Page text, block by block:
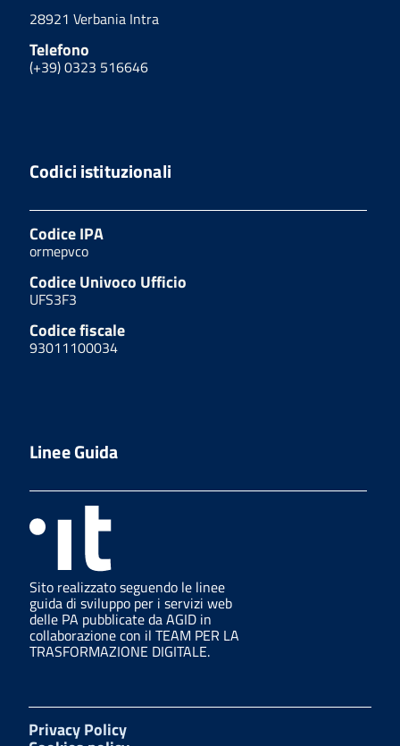
28921 Verbania Intra
Telefono
(+39) 0323 516646
Codici istituzionali
Codice IPA
ormepvco
Codice Univoco Ufficio
UFS3F3
Codice fiscale
93011100034
Linee Guida
Sito realizzato seguendo le linee
guida di sviluppo per i servizi web
delle PA pubblicate da AGID in
collaborazione con il TEAM PER LA
TRASFORMAZIONE DIGITALE.
Privacy Policy